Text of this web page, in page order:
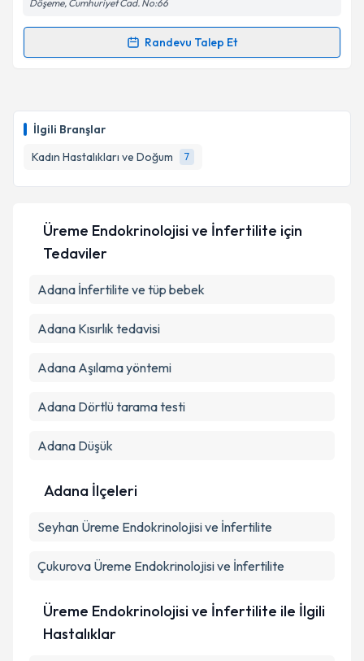
İlgili Branşlar
Kadın Hastalıkları ve Doğum
7
Kişisel verilerimin işlenmesine ilişkin
Metni'ni okudum ve kişisel verilerimin belirtilen
kapsamda işlenmesini kabul ediyorum.
Döşeme, Cumhuriyet Cad. No:66
Randevu Talep Et
Randevu Takvimi Talebi
takvim hazırlandığında e-posta ile bilgilendireceğiz.
Kişisel verilerimin işlenmesine ilişkin
kapsamda işlenmesini kabul ediyorum.
Takvim Talebini Gönder
Üreme Endokrinolojisi ve İnfertilite için
Tedaviler
Adana İnfertilite ve tüp bebek
Adana Kısırlık tedavisi
Adana Aşılama yöntemi
Adana Dörtlü tarama testi
Adana Düşük
Adana İlçeleri
Seyhan Üreme Endokrinolojisi ve İnfertilite
Çukurova Üreme Endokrinolojisi ve İnfertilite
Üreme Endokrinolojisi ve İnfertilite ile İlgili
Hastalıklar